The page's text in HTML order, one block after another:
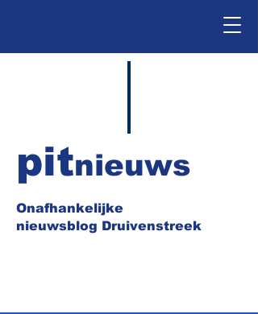
Onafhankelijke
nieuwsblog Druivenstreek
pitnieuws